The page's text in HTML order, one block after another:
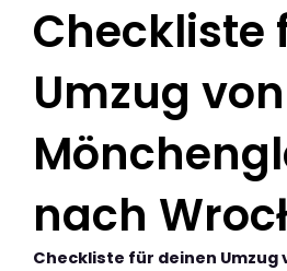
Checkliste
Umzug von
nach
Checkliste für deinen Umzug